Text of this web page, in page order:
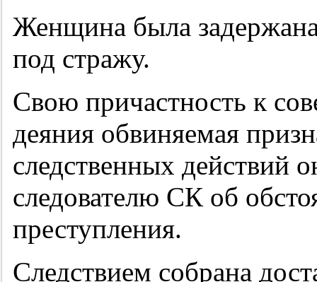
Женщина была
под стражу.
Свою причастность к
деяния обвиняемая
следственных действий
следователю СК об
преступления.
Следствием собрана